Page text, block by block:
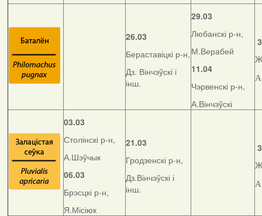
26.03
Бераставіцкі р-н,
Дз. Вінчэўскі і
інш.
29.03
Любанскі р-н,
М.Верабей
11.04
Чэрвенскі р-н,
А.Вінчэўскі
03.03
Столінскі р-н,
А.Шэўчык
06.03
Брэсцкі р-н,
Я.Місіюк
21.03
Гродзенскі р-н,
Дз.Вінчэўскі і
інш.